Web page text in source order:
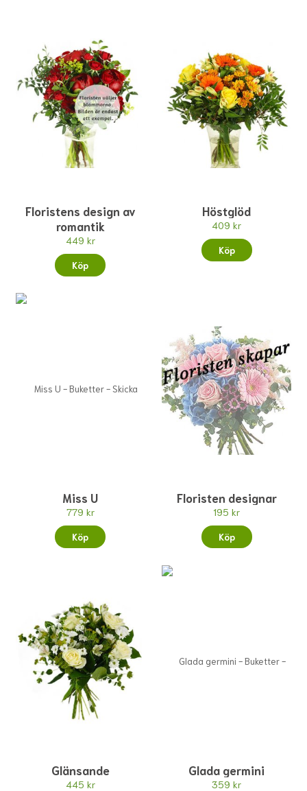
Floristens design av
romantik
449 kr
Köp
Höstglöd
409 kr
Köp
Miss U
779 kr
Köp
Floristen designar
195 kr
Köp
Glänsande
445 kr
Glada germini
359 kr